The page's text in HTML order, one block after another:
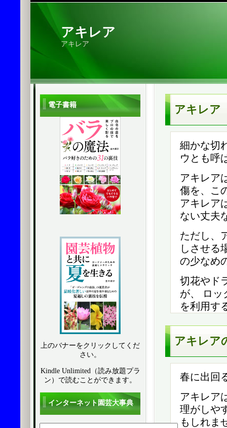
アキレア
アキレア
アキレア
細かな切
ウとも呼
アキレア
傷を、こ
アキレア
ない丈夫
ただし、
しさせる
の少なめ
切花やド
が、 ロッ
を利用す
アキレア
春に出回
アキレア
理がしや
もしれま
電子書籍
上のバナーをクリックしてくだ
さい。
Kindle Unlimited（読み放題プラ
ン）で読むことができます。
インターネット園芸大事典